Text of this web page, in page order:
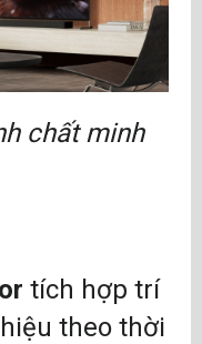
chất minh
tích hợp trí
theo thời